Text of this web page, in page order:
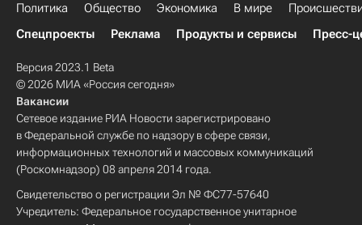
Политика Общество Экономика В мире
Спецпроекты
Реклама Продукты и сервисы Пресс-
Версия 2023.1 Beta
© 2026 МИА «Россия сегодня»
Вакансии
Сетевое издание РИА Новости зарегистрировано
в Федеральной службе по надзору в сфере связи,
информационных технологий и массовых коммуникаций
(Роскомнадзор) 08 апреля 2014 года.
Свидетельство о регистрации Эл № ФС77-57640
Учредитель: Федеральное государственное унитарное